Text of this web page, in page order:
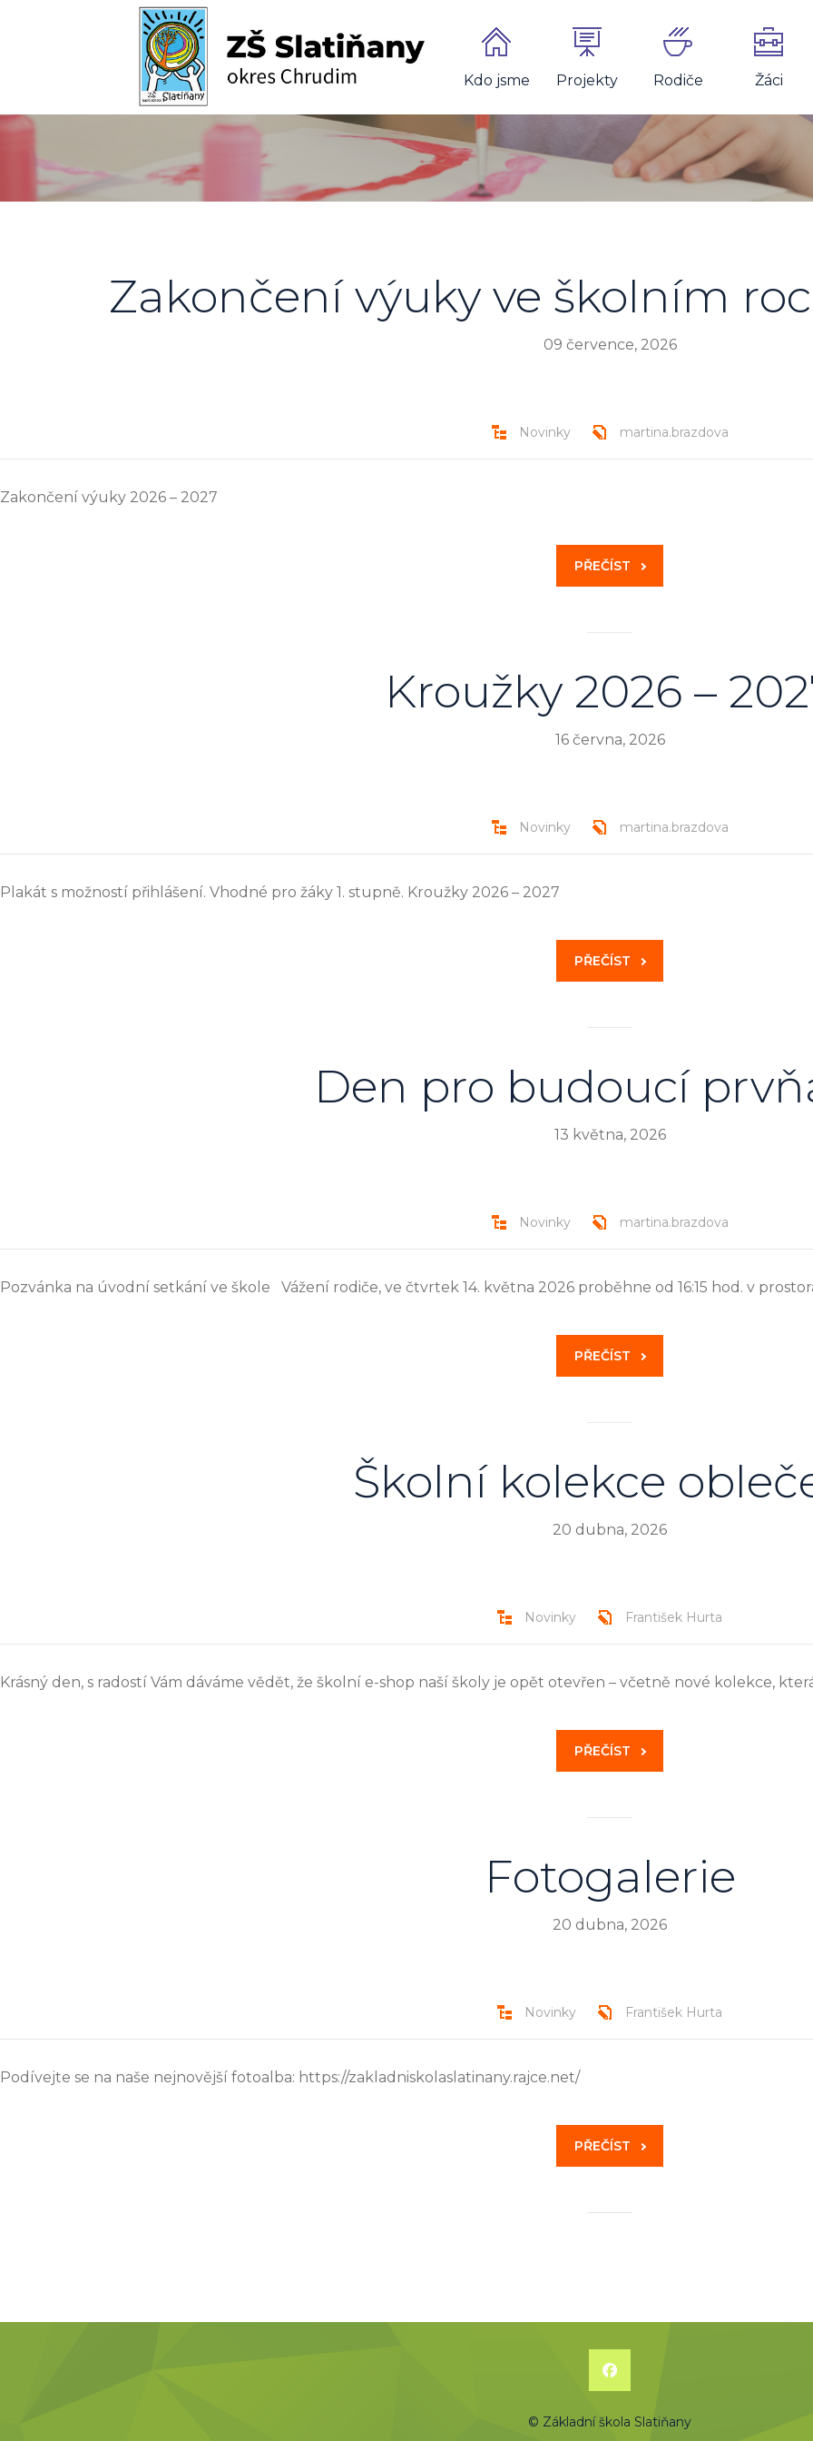
Kdo jsme Projekty Rodiče Žáci
Zakončení výuky ve školním
09 července, 2026
Novinky martina.brazdova
Zakončení výuky 2026 – 2027
PŘEČÍST
Kroužky 2026 –
16 června, 2026
Novinky martina.brazdova
Plakát s možností přihlášení. Vhodné pro žáky 1. stupně. Kroužky 2026 – 2027
PŘEČÍST
Den pro budoucí
13 května, 2026
Novinky martina.brazdova
Pozvánka na úvodní setkání ve škole Vážení rodiče, ve čtvrtek 14. května 2026 proběhne od 16:15 hod. v
PŘEČÍST
Školní kolekce
20 dubna, 2026
Novinky František Hurta
Krásný den, s radostí Vám dáváme vědět, že školní e-shop naší školy je opět otevřen – včetně nové kolekce,
PŘEČÍST
Fotogalerie
20 dubna, 2026
Novinky František Hurta
Podívejte se na naše nejnovější fotoalba: https://zakladniskolaslatinany.rajce.net/
PŘEČÍST
© Základní škola Slatiňany